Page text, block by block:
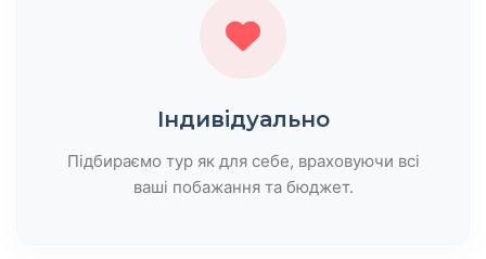
Індивідуально
Підбираємо тур як для себе, враховуючи всі
ваші побажання та бюджет.